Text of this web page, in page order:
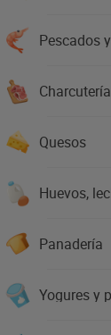
Pescados
Charcutería
Quesos
Huevos,
Panadería
Yogures y